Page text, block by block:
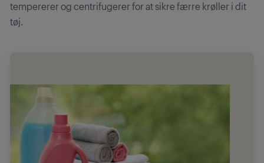
tempererer og centrifugerer for at sikre færre krøller i dit
tøj.